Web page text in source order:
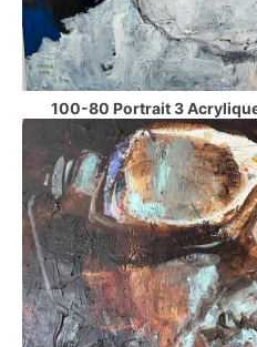
100-80 Portrait 3